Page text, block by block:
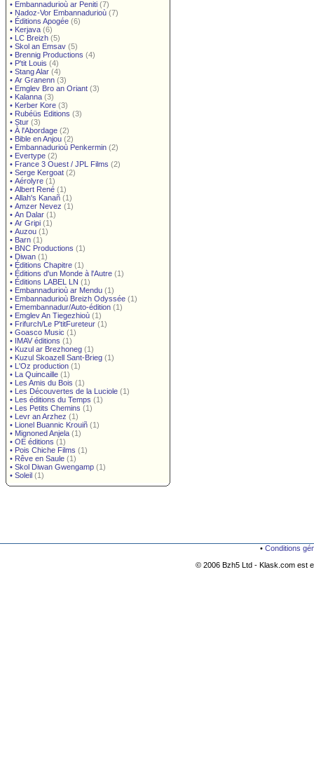
• Embannadurioù ar Peniti (7)
• Nadoz-Vor Embannadurioù (7)
• Éditions Apogée (6)
• Kerjava (6)
• LC Breizh (5)
• Skol an Emsav (5)
• Brennig Productions (4)
• P'tit Louis (4)
• Stang Alar (4)
• Ar Granenn (3)
• Emglev Bro an Oriant (3)
• Kalanna (3)
• Kerber Kore (3)
• Rubéüs Editions (3)
• Stur (3)
• À l'Abordage (2)
• Bible en Anjou (2)
• Embannadurioù Penkermin (2)
• Evertype (2)
• France 3 Ouest / JPL Films (2)
• Serge Kergoat (2)
• Aérolyre (1)
• Albert René (1)
• Allah's Kanañ (1)
• Amzer Nevez (1)
• An Dalar (1)
• Ar Gripi (1)
• Auzou (1)
• Barn (1)
• BNC Productions (1)
• Diwan (1)
• Éditions Chapitre (1)
• Éditions d'un Monde à l'Autre (1)
• Éditions LABEL LN (1)
• Embannadurioù ar Mendu (1)
• Embannadurioù Breizh Odyssée (1)
• Emembannadur/Auto-édition (1)
• Emglev An Tiegezhioù (1)
• Frifurch/Le P'titFureteur (1)
• Goasco Music (1)
• IMAV éditions (1)
• Kuzul ar Brezhoneg (1)
• Kuzul Skoazell Sant-Brieg (1)
• L'Oz production (1)
• La Quincaille (1)
• Les Amis du Bois (1)
• Les Découvertes de la Luciole (1)
• Les éditions du Temps (1)
• Les Petits Chemins (1)
• Levr an Arzhez (1)
• Lionel Buannic Krouiñ (1)
• Mignoned Anjela (1)
• OE éditions (1)
• Pois Chiche Films (1)
• Rêve en Saule (1)
• Skol Diwan Gwengamp (1)
• Soleil (1)
• Conditions
© 2006 Bzh5 Ltd - Klask.com est